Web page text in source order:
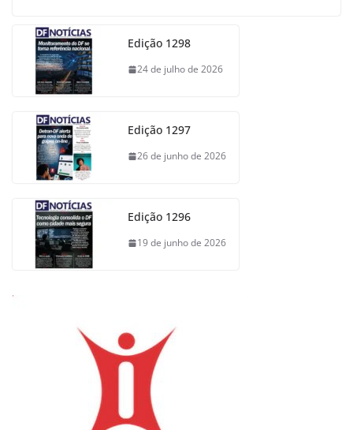
Edição 1298
24 de julho de 2026
Edição 1297
26 de junho de 2026
Edição 1296
19 de junho de 2026